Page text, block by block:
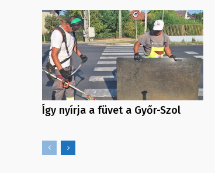
Így nyírja a füvet a Győr-Szol